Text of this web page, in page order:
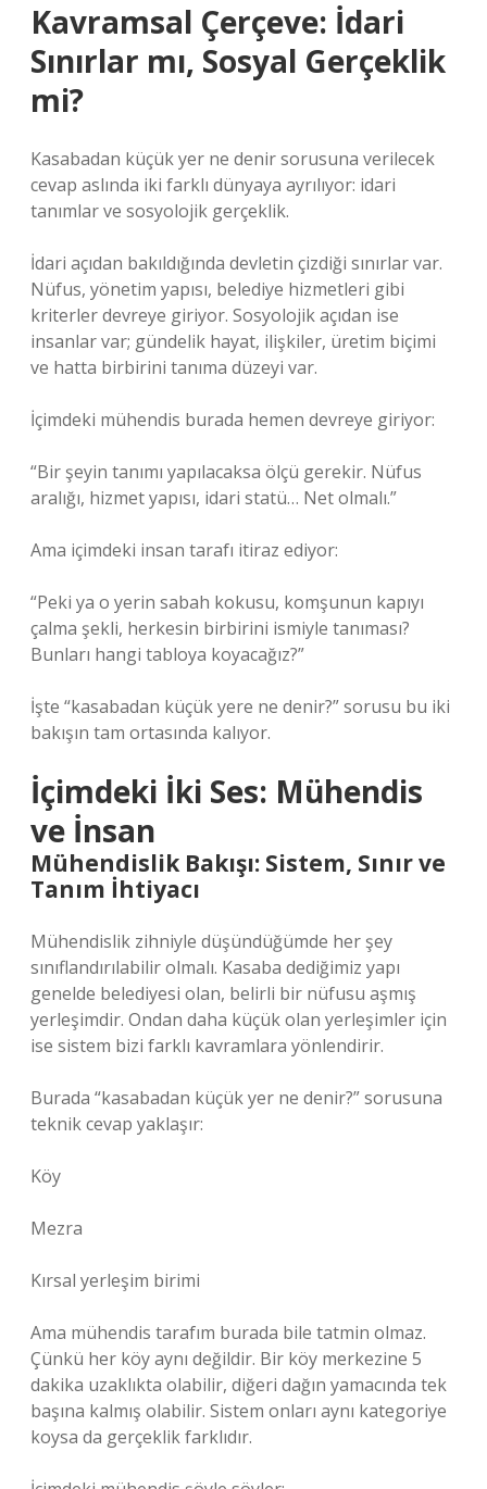
Kavramsal Çerçeve: İdari
Sınırlar mı, Sosyal Gerçeklik
mi?
Kasabadan küçük yer ne denir sorusuna verilecek
cevap aslında iki farklı dünyaya ayrılıyor: idari
tanımlar ve sosyolojik gerçeklik.
İdari açıdan bakıldığında devletin çizdiği sınırlar var.
Nüfus, yönetim yapısı, belediye hizmetleri gibi
kriterler devreye giriyor. Sosyolojik açıdan ise
insanlar var; gündelik hayat, ilişkiler, üretim biçimi
ve hatta birbirini tanıma düzeyi var.
İçimdeki mühendis burada hemen devreye giriyor:
“Bir şeyin tanımı yapılacaksa ölçü gerekir. Nüfus
aralığı, hizmet yapısı, idari statü… Net olmalı.”
Ama içimdeki insan tarafı itiraz ediyor:
“Peki ya o yerin sabah kokusu, komşunun kapıyı
çalma şekli, herkesin birbirini ismiyle tanıması?
Bunları hangi tabloya koyacağız?”
İşte “kasabadan küçük yere ne denir?” sorusu bu iki
bakışın tam ortasında kalıyor.
İçimdeki İki Ses: Mühendis
ve İnsan
Mühendislik Bakışı: Sistem, Sınır ve
Tanım İhtiyacı
Mühendislik zihniyle düşündüğümde her şey
sınıflandırılabilir olmalı. Kasaba dediğimiz yapı
genelde belediyesi olan, belirli bir nüfusu aşmış
yerleşimdir. Ondan daha küçük olan yerleşimler için
ise sistem bizi farklı kavramlara yönlendirir.
Burada “kasabadan küçük yer ne denir?” sorusuna
teknik cevap yaklaşır:
Köy
Mezra
Kırsal yerleşim birimi
Ama mühendis tarafım burada bile tatmin olmaz.
Çünkü her köy aynı değildir. Bir köy merkezine 5
dakika uzaklıkta olabilir, diğeri dağın yamacında tek
başına kalmış olabilir. Sistem onları aynı kategoriye
koysa da gerçeklik farklıdır.